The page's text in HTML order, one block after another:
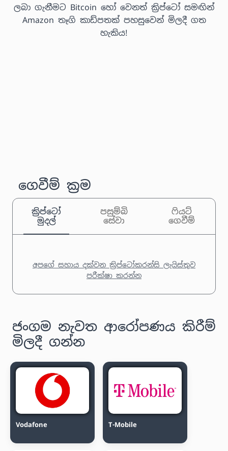
ලබා ගැනීමට Bitcoin හෝ වෙනත් ක්‍රිප්ටෝ සමඟින්
Amazon තෑගි කාඩ්පතක් පහසුවෙන් මිලදී ගත
හැකිය!
ගෙවීම් ක්‍රම
ක්‍රිප්ටෝ
මුදල්
පසුම්බි
සේවා
ෆියට්
ගෙවීම්
අපගේ සහාය දක්වන ක්‍රිප්ටෝකරන්සි ලැයිස්තුව
පරීක්ෂා කරන්න
ජංගම නැවත ආරෝපණය කිරීම්
මිලදී ගන්න
Vodafone T-Mobile